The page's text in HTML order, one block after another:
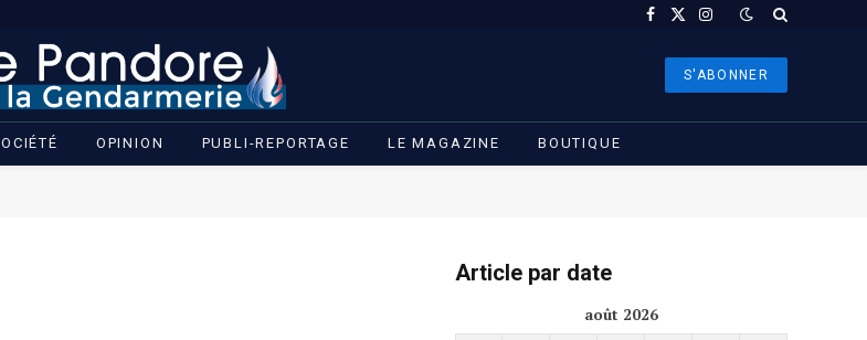
Facebook
X
Instagram
S'ABONNER
OPINION PUBLI-REPORTAGE LE MAGAZINE BOUTIQUE
Article par date
août 2026